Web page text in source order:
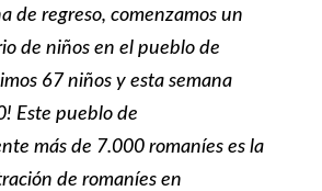
de regreso, comenzamos un
de niños en el pueblo de
67 niños y esta semana
Este pueblo de
más de 7.000 romaníes es la
de romaníes en